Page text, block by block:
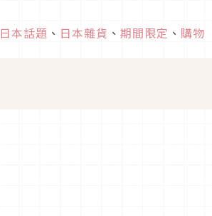
日本話題 、 日本雜貨 、 期間限定 、 購物